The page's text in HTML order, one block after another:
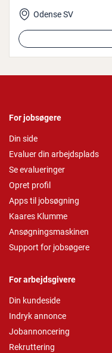
Odense SV
For jobsøgere
Din side
Evaluer din arbejdsplads
Se evalueringer
Opret profil
Apps til jobsøgning
Kaares Klumme
Ansøgningsmaskinen
Support for jobsøgere
For arbejdsgivere
Din kundeside
Indryk annonce
Jobannoncering
Rekruttering